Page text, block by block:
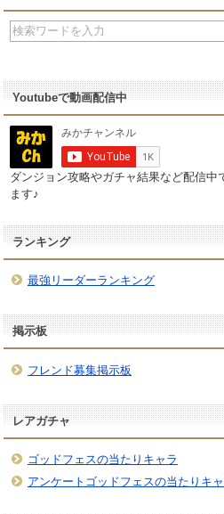
Youtubeで動画配信中
ダンジョン攻略やガチャ結果など配信中
ます♪
ランキング
最強リーダーランキング
掲示板
フレンド募集掲示板
レアガチャ
ゴッドフェスの当たりキャラ
アンケートゴッドフェスの当たりキ